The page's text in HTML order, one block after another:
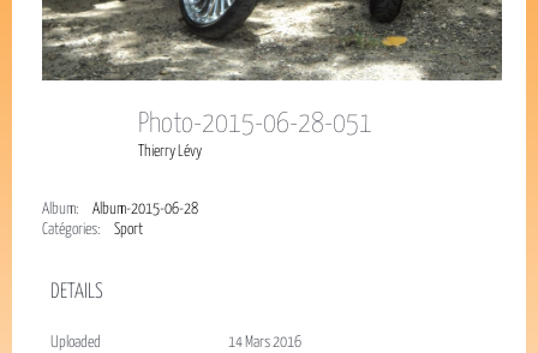
Photo-2015-06-28-051
Thierry Lévy
Album:
Album-2015-06-28
Catégories:
Sport
DETAILS
Uploaded 14 Mars 2016